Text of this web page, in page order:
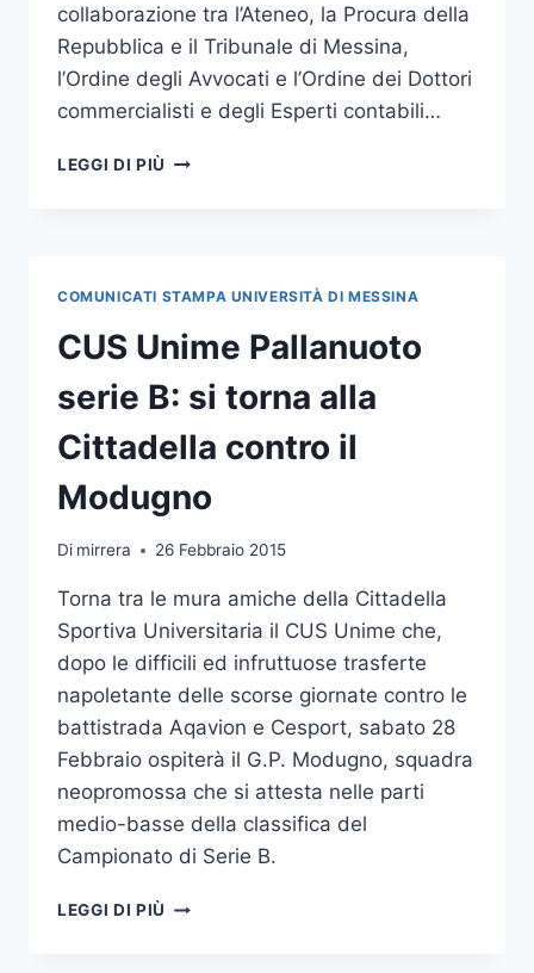
collaborazione tra l’Ateneo, la Procura della
Repubblica e il Tribunale di Messina,
l’Ordine degli Avvocati e l’Ordine dei Dottori
commercialisti e degli Esperti contabili…
LEGGI DI PIÙ PROROGATI
ANTI
MAFIA
COMUNICATI STAMPA UNIVERSITÀ DI MESSINA
CUS Unime Pallanuoto
serie B: si torna alla
Cittadella contro il
Modugno
Di mirrera 26 Febbraio 2015
Torna tra le mura amiche della Cittadella
Sportiva Universitaria il CUS Unime che,
dopo le difficili ed infruttuose trasferte
napoletante delle scorse giornate contro le
battistrada Aqavion e Cesport, sabato 28
Febbraio ospiterà il G.P. Modugno, squadra
neopromossa che si attesta nelle parti
medio-basse della classifica del
Campionato di Serie B.
LEGGI DI PIÙ CUS